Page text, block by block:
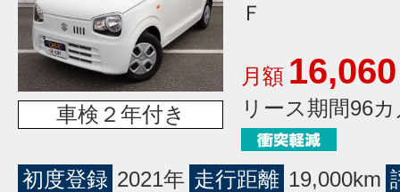
車検２年付き
Ｆ
月額 16,060
リース期間96
初度登録 2021年 走行距離 19,000km